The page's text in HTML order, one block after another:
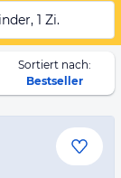
1 Zi.
Sortiert nach:
Bestseller